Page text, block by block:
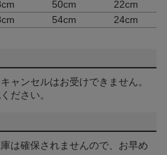
50cm
22cm
54cm 24cm
ャンセルはお受けできません。
ださい。
は確保されませんので、お早め